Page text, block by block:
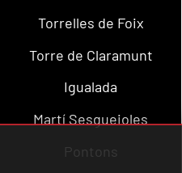
Torrelles de Foix
Torre de Claramunt
Igualada
Martí Sesgueioles
Pontons